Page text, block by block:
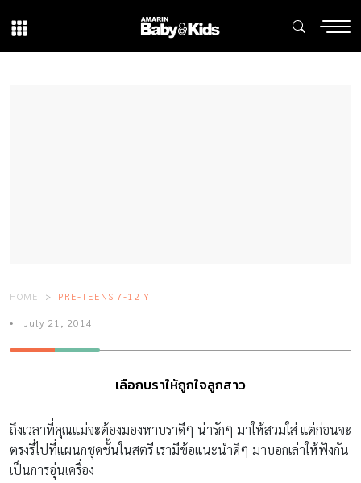
HOME PRE-TEENS 7-12 Y
July 21, 2014
เลือกบราให้ถูกใจลูกสาว
ถึงเวลาที่คุณแม่จะต้องมองหาบราดีๆ น่ารักๆ มาให้สวมใส่ แต่ก่อนจะ
ตรงรี่ไปที่แผนกชุดชั้นในสตรี เรามีข้อแนะนำดีๆ มาบอกเล่าให้ฟังกัน
เป็นการอุ่นเครื่อง